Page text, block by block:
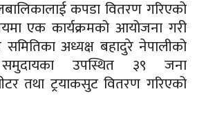
कपडा वितरण गरिएको
एक कार्यक्रमको आयोजना गरी
समितिका अध्यक्ष बहादुरे नेपालीको
समुदायका उपस्थित ३९ जना
तथा ट्रयाकसुट वितरण गरिएको